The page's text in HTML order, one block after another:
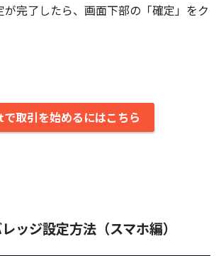
が完了したら、画面下部の「確定」をク
取引を始めるにはこちら
ッジ設定方法（スマホ編）